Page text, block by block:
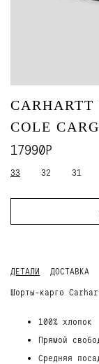
CARHARTT
COLE
17990Р
33 32 31
ДЕТАЛИ
ДОСТАВКА
Шорты-карго
100% хлопок
Прямой
Средняя